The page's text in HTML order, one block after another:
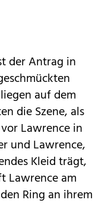
der Antrag in
auf dem
die Szene, als
Lawrence in
und Lawrence,
Kleid trägt,
Lawrence am
Ring an ihrem